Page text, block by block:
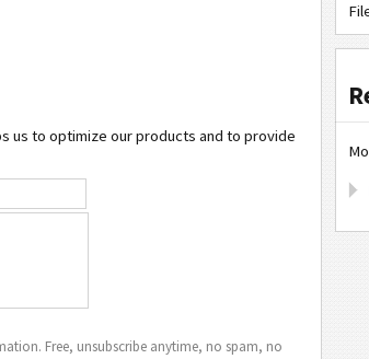
us to optimize our products and to provide
Free, unsubscribe anytime, no spam, no